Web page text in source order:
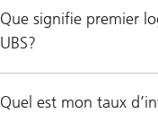
Que signifie premier
UBS?
Quel est mon taux